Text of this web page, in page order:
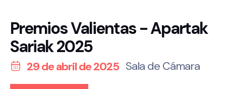
Premios Valientas - Apartak
Sariak 2025
29 de abril de 2025 Sala de Cámara